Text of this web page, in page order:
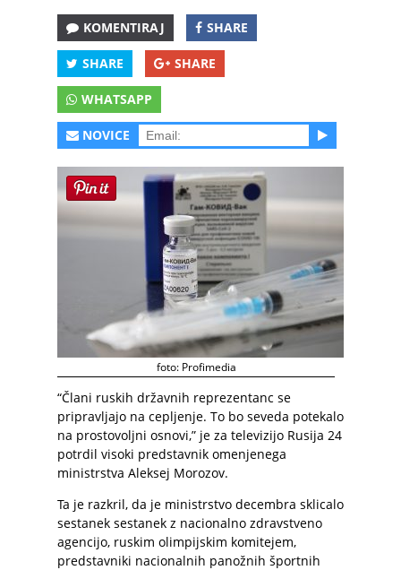
KOMENTIRAJ SHARE
SHARE SHARE
WHATSAPP
NOVICE
foto: Profimedia
“Člani ruskih državnih reprezentanc se
pripravljajo na cepljenje. To bo seveda potekalo
na prostovoljni osnovi,” je za televizijo Rusija 24
potrdil visoki predstavnik omenjenega
ministrstva Aleksej Morozov.
Ta je razkril, da je ministrstvo decembra sklicalo
sestanek sestanek z nacionalno zdravstveno
agencijo, ruskim olimpijskim komitejem,
predstavniki nacionalnih panožnih športnih